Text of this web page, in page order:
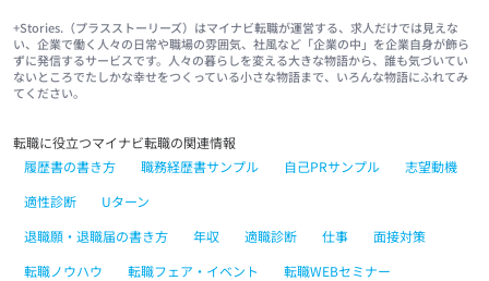
+Stories.（プラスストーリーズ）はマイナビ転職が運営する、求人だけでは見えな
い、企業で働く人々の日常や職場の雰囲気、社風など「企業の中」を企業自身が飾ら
ずに発信するサービスです。人々の暮らしを変える大きな物語から、誰も気づいてい
ないところでたしかな幸せをつくっている小さな物語まで、いろんな物語にふれてみ
てください。
転職に役立つマイナビ転職の関連情報
履歴書の書き方
職務経歴書サンプル 自己PRサンプル
志望動機
適性診断
Uターン
退職願・退職届の書き方
年収 適職診断 仕事
面接対策
転職ノウハウ
転職フェア・イベント 転職WEBセミナー